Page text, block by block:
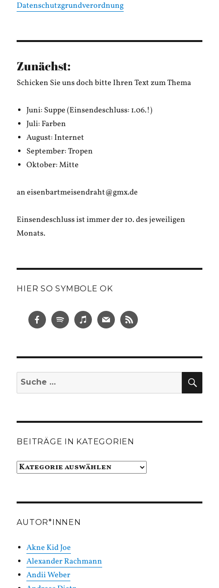
Datenschutzgrundverordnung
Zunächst:
Schicken Sie uns doch bitte Ihren Text zum Thema
Juni: Suppe (Einsendeschluss: 1.06.!)
Juli: Farben
August: Internet
September: Tropen
Oktober: Mitte
an eisenbartmeisendraht@gmx.de
Einsendeschluss ist immer der 10. des jeweiligen
Monats.
HIER SO SYMBOLE OK
Suche
nach:
BEITRÄGE IN KATEGORIEN
Beiträge
AUTOR*INNEN
Akne Kid Joe
Alexander Rachmann
Andii Weber